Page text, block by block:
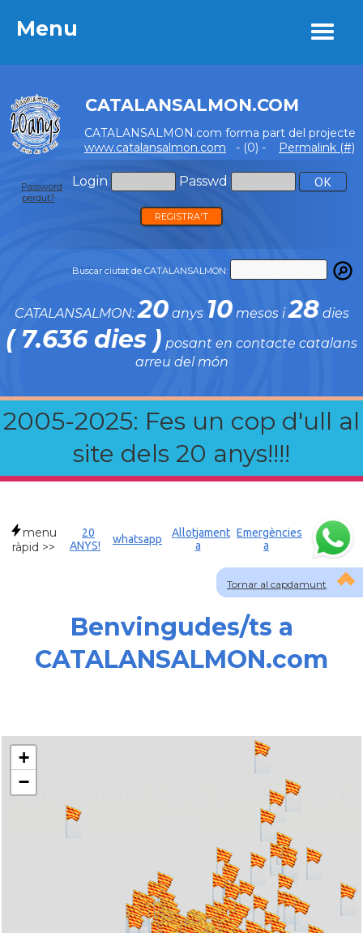
Menu
CATALANSALMON.COM
CATALANSALMON.com forma part del projecte
www.catalansalmon.com - (0) - Permalink (#)
Login Passwd
Password
perdut?
REGISTRA'T
Buscar ciutat de CATALANSALMON:
CATALANSALMON:20anys 10mesos i28 dies
( 7.636 dies ) posant en contacte catalans
arreu del món
2005-2025: Fes un cop d'ull al
site dels 20 anys!!!!
Menu
Tornar al capdamunt
menu
ràpid >>
20
ANYS!
whatsapp
Allotjament
a
Emergències
a
Benvingudes/ts a
CATALANSALMON.com
... carregant 484 webs... un moment si us
+
−